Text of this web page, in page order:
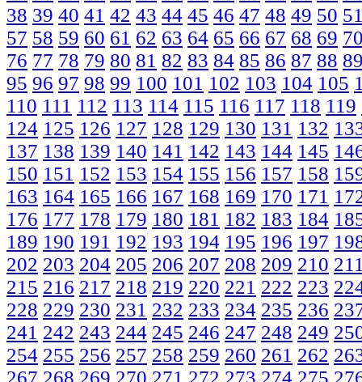
38 39 40 41 42 43 44 45 46 47 48 49 50
57 58 59 60 61 62 63 64 65 66 67 68 69
76 77 78 79 80 81 82 83 84 85 86 87 88
95 96 97 98 99 100 101 102 103 104 105
110 111 112 113 114 115 116 117 118 119
124 125 126 127 128 129 130 131 132
137 138 139 140 141 142 143 144 145
150 151 152 153 154 155 156 157 158
163 164 165 166 167 168 169 170 171
176 177 178 179 180 181 182 183 184
189 190 191 192 193 194 195 196 197
202 203 204 205 206 207 208 209 210
215 216 217 218 219 220 221 222 223
228 229 230 231 232 233 234 235 236
241 242 243 244 245 246 247 248 249
254 255 256 257 258 259 260 261 262
267 268 269 270 271 272 273 274 275